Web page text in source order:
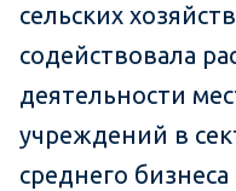
сельских
содействовала
деятельности
учреждений в
среднего